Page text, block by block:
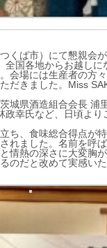
くば市）にて懇親会
国各地からお越し
会場には生産者の方
だきました。Miss
城県酒造組合会長
幸氏など、日頃よ
ち、食味総合得点が
れました。名前を呼
情熱の深さに大変胸
のだと改めて実感い